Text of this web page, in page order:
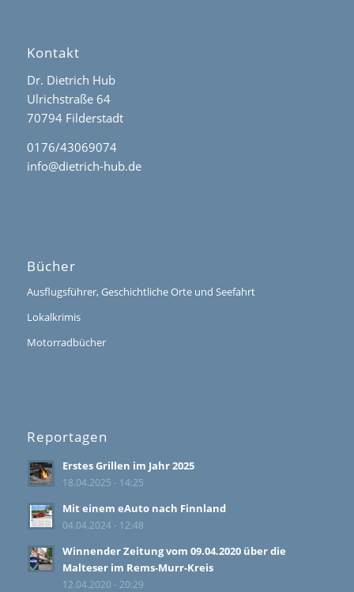
Kontakt
Dr. Dietrich Hub
Ulrichstraße 64
70794 Filderstadt
0176/43069074
info@dietrich-hub.de
Bücher
Ausflugsführer, Geschichtliche Orte und Seefahrt
Lokalkrimis
Motorradbücher
Reportagen
Erstes Grillen im Jahr 2025
18.04.2025 - 14:25
Mit einem eAuto nach Finnland
04.04.2024 - 12:48
Winnender Zeitung vom 09.04.2020 über die
Malteser im Rems-Murr-Kreis
12.04.2020 - 20:29